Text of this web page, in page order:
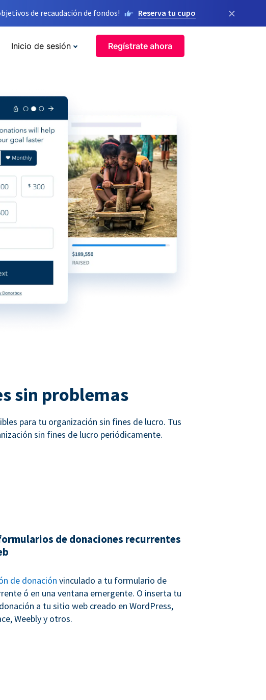
de recaudación de fondos! Reserva tu cupo ×
Inicio de sesión Regístrate ahora
sin problemas
para tu organización sin fines de lucro. Tus
sin fines de lucro periódicamente.
de donaciones recurrentes
de donación vinculado a tu formulario de
ó en una ventana emergente. O inserta tu
a tu sitio web creado en WordPress,
Weebly y otros.